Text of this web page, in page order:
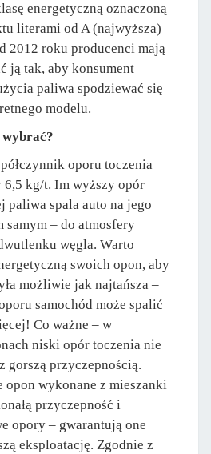
energetyczną oznaczoną
literami od A (najwyższa)
2012 roku producenci mają
ją tak, aby konsument
paliwa spodziewać się
modelu.
oporu toczenia
kg/t. Im wyższy opór
paliwa spala auto na jego
samym – do atmosfery
węgla. Warto
swoich opon, aby
możliwie jak najtańsza –
samochód może spalić
Co ważne – w
niski opór toczenia nie
gorszą przyczepnością.
opon wykonane z mieszanki
przyczepność i
opory – gwarantują one
eksploatację. Zgodnie z